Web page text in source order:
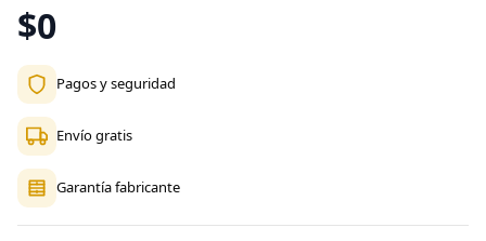
$0
Pagos y seguridad
Envío gratis
Garantía fabricante